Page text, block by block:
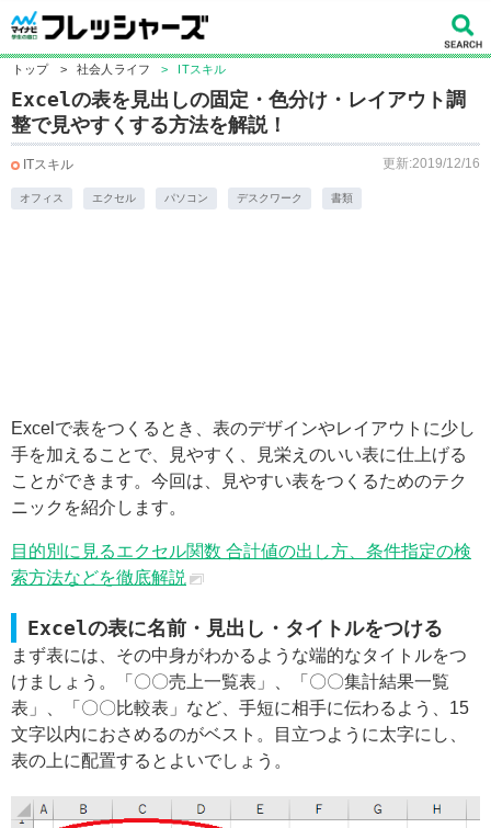
トップ > 社会人ライフ > ITスキル
Excelの表を見出しの固定・色分け・レイアウト調
整で見やすくする方法を解説！
ITスキル 更新:2019/12/16
オフィス エクセル パソコン デスクワーク 書類
Excelで表をつくるとき、表のデザインやレイアウトに少し
手を加えることで、見やすく、見栄えのいい表に仕上げる
ことができます。今回は、見やすい表をつくるためのテク
ニックを紹介します。
目的別に見るエクセル関数 合計値の出し方、条件指定の検
索方法などを徹底解説
Excelの表に名前・見出し・タイトルをつける
まず表には、その中身がわかるような端的なタイトルをつ
けましょう。「〇〇売上一覧表」、「〇〇集計結果一覧
表」、「〇〇比較表」など、手短に相手に伝わるよう、15
文字以内におさめるのがベスト。目立つように太字にし、
表の上に配置するとよいでしょう。